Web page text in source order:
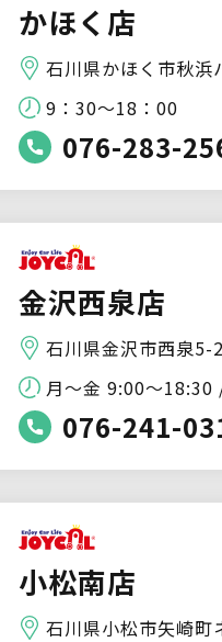
かほく店
石川県かほく市秋浜
9：30～18：00
076-283-
金沢西泉店
石川県金沢市西泉5-2
月〜金 9:00〜
076-241-
小松南店
石川県小松市矢崎町